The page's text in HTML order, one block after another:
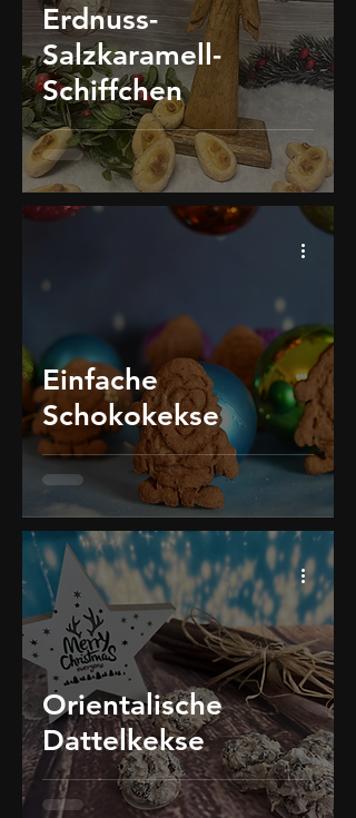
Erdnuss-
Salzkaramell-
Schiffchen
Einfache
Schokokekse
Orientalische
Dattelkekse